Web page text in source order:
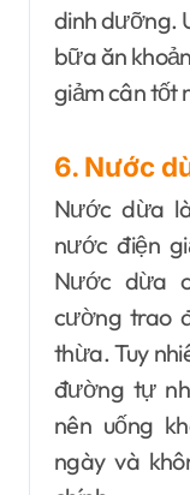
dinh dưỡng.
bữa ăn
giảm cân tốt
6. Nước
Nước dừa
nước điện
Nước dừa
cường trao
thừa. Tuy
đường tự
nên uống
ngày và